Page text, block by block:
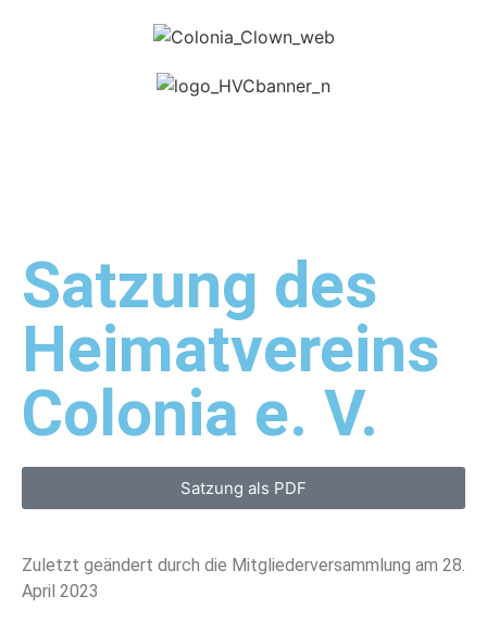
Satzung des
Heimatvereins
Colonia e. V.
Satzung als PDF
Zuletzt geändert durch die Mitgliederversammlung am 28.
April 2023